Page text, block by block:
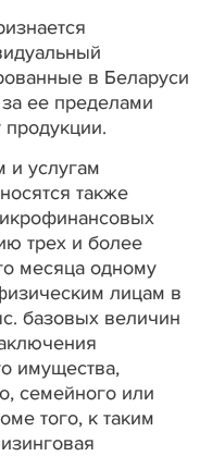
в Беларуси
ее пределами
продукции.
и услугам
также
трех и более
месяца одному
лицам в
базовых величин
имущества,
семейного или
того, к таким